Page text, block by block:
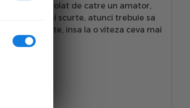
de controlat de catre un amator,
skiuri mai scurte, atunci trebuie sa
si scurte, insa la o viteza ceva mai